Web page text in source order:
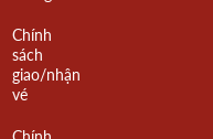
Chính
sách
giao/nhận
vé